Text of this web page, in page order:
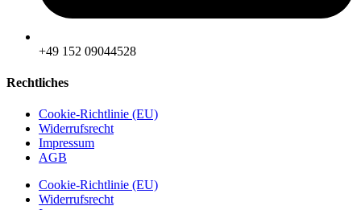
‪+49 152 09044528
Rechtliches
Cookie-Richtlinie (EU)
Widerrufsrecht
Impressum
AGB
Cookie-Richtlinie (EU)
Widerrufsrecht